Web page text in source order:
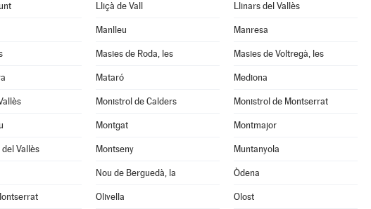
Lliçà de Vall Llinars del Vallès
Manlleu Manresa
Masies de Roda, les Masies de Voltregà, les
Mataró Mediona
Monistrol de Calders Monistrol de Montserrat
Montgat Montmajor
Vallès Montseny Muntanyola
Nou de Berguedà, la Òdena
Olivella Olost